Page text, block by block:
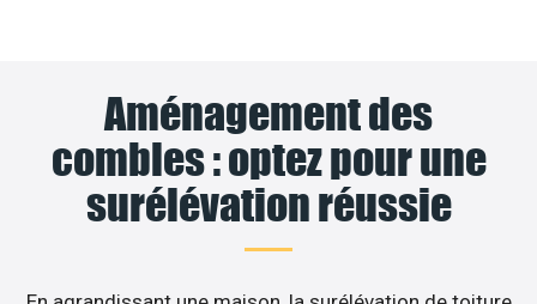
Aménagement des
combles : optez pour une
surélévation réussie